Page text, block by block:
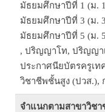
มัธยมศึกษาปีที่ 1 (ม.
มัธยมศึกษาปีที่ 3 (ม.
มัธยมศึกษาปีที่ 5 (ม.
, ปริญญาโท, ปริญญา
ประกาศนียบัตรครูเ
วิชาชีพชั้นสูง (ปวส.),
จำแนกตามสาขาวิชา